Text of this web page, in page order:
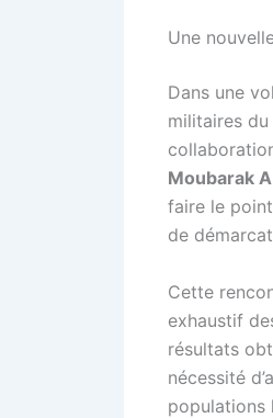
Une
Dans une
militaires du
Moubarak
faire le
de
Cette
exhaustif
résultats
nécessité
populations